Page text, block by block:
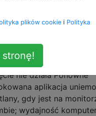
FCPX (ale
czasami
w doku ze
nie działa Ponowne
aplikacja
gdy jest na
wydajność
plików cookie i Polityka